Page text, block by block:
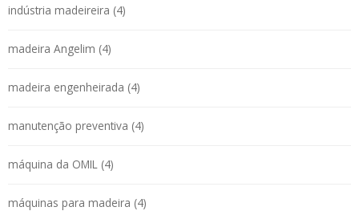
indústria madeireira (4)
madeira Angelim (4)
madeira engenheirada (4)
manutenção preventiva (4)
máquina da OMIL (4)
máquinas para madeira (4)